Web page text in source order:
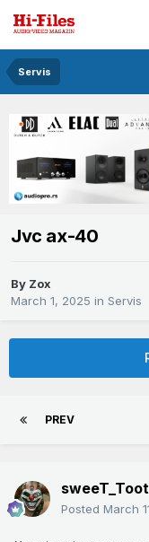
Servis
Jvc ax-40
By Zox
March 1, 2025 in Servis
PREV
Posted March